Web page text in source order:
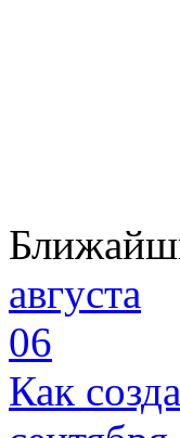
августа
06
Как